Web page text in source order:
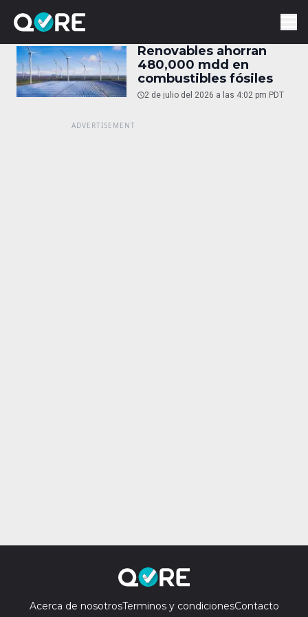
Renovables ahorran
480,000 mdd en
combustibles fósiles
2 de julio del 2026 a las 4:02 pm PDT
Acerca de nosotrosTerminos y condicionesContacto